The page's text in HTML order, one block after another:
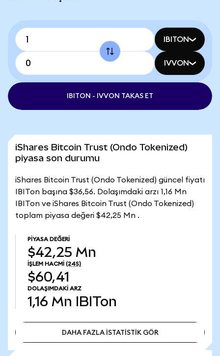
IBITON
IVVON
IBITON - IVVON TAKAS ET
iShares Bitcoin Trust (Ondo Tokenized)
piyasa son durumu
iShares Bitcoin Trust (Ondo Tokenized) güncel fiyatı
IBITon başına $36,56. Dolaşımdaki arzı 1,16 Mn
IBITon ve iShares Bitcoin Trust (Ondo Tokenized)
toplam piyasa değeri $42,25 Mn .
PIYASA DEĞERI
$42,25 Mn
İŞLEM HACMI (24S)
$60,41
DOLAŞIMDAKI ARZ
1,16 Mn IBITon
DAHA FAZLA İSTATİSTİK GÖR